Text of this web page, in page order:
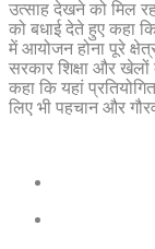
उत्साह देखने को मिल
को बधाई देते हुए कहा कि
में आयोजन होना पूरे
सरकार शिक्षा और खेलों
कहा कि यहां
लिए भी पहचान और